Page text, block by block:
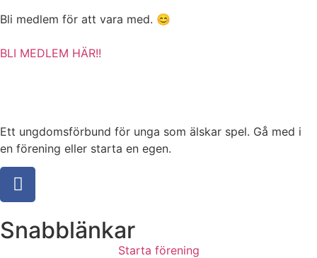
Bli medlem för att vara med. 😊
BLI MEDLEM HÄR!!
Ett ungdomsförbund för unga som älskar spel. Gå med i
en förening eller starta en egen.
Snabblänkar
Starta förening